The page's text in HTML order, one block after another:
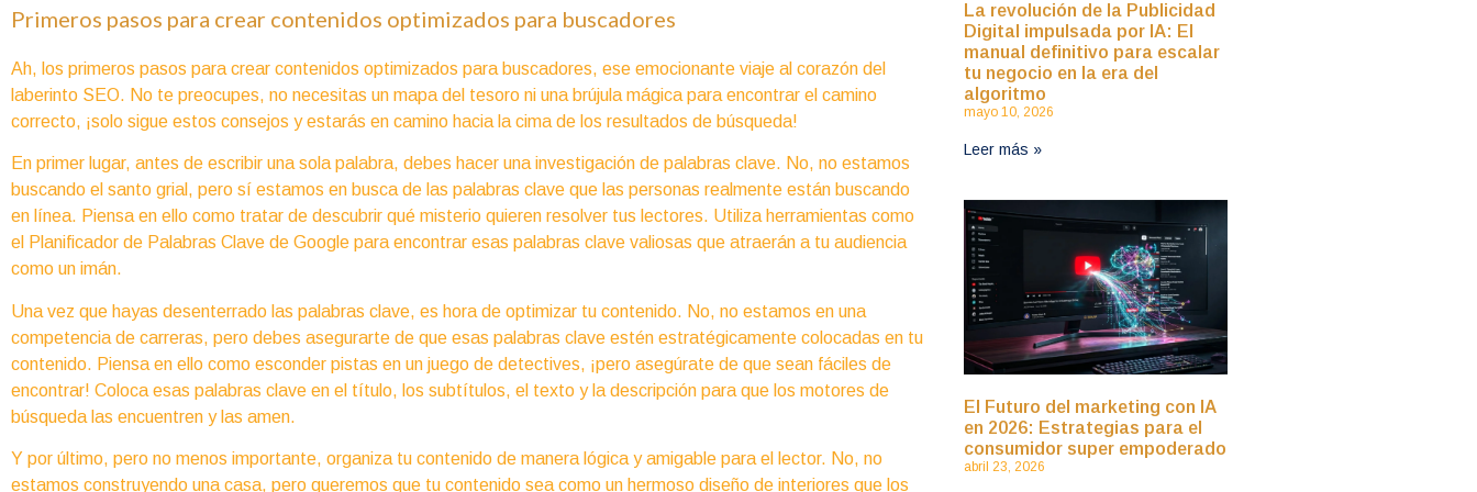
Primeros pasos para crear contenidos optimizados para buscadores
Ah, los primeros pasos para crear contenidos optimizados para buscadores, ese emocionante viaje al corazón del
laberinto SEO. No te preocupes, no necesitas un mapa del tesoro ni una brújula mágica para encontrar el camino
correcto, ¡solo sigue estos consejos y estarás en camino hacia la cima de los resultados de búsqueda!
En primer lugar, antes de escribir una sola palabra, debes hacer una investigación de palabras clave. No, no estamos
buscando el santo grial, pero sí estamos en busca de las palabras clave que las personas realmente están buscando
en línea. Piensa en ello como tratar de descubrir qué misterio quieren resolver tus lectores. Utiliza herramientas como
el Planificador de Palabras Clave de Google para encontrar esas palabras clave valiosas que atraerán a tu audiencia
como un imán.
Una vez que hayas desenterrado las palabras clave, es hora de optimizar tu contenido. No, no estamos en una
competencia de carreras, pero debes asegurarte de que esas palabras clave estén estratégicamente colocadas en tu
contenido. Piensa en ello como esconder pistas en un juego de detectives, ¡pero asegúrate de que sean fáciles de
encontrar! Coloca esas palabras clave en el título, los subtítulos, el texto y la descripción para que los motores de
búsqueda las encuentren y las amen.
Y por último, pero no menos importante, organiza tu contenido de manera lógica y amigable para el lector. No, no
estamos construyendo una casa, pero queremos que tu contenido sea como un hermoso diseño de interiores que los
La revolución de la Publicidad
Digital impulsada por IA: El
manual definitivo para escalar
tu negocio en la era del
algoritmo
mayo 10, 2026
Leer más »
El Futuro del marketing con IA
en 2026: Estrategias para el
consumidor super empoderado
abril 23, 2026